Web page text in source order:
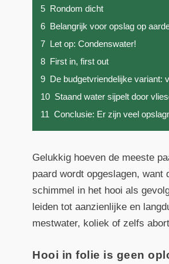
5 Rondom dicht
6 Belangrijk voor opslag op
7 Let op: Condenswater!
8 First in, first out
9 De budgetvriendelijke variant:
10 Staand water sijpelt door
11 Conclusie: Er zijn veel
Gelukkig hoeven de meeste
paard wordt opgeslagen, want
schimmel in het hooi als
leiden tot aanzienlijke en
mestwater, koliek of zelfs
Hooi in folie is geen